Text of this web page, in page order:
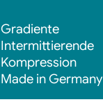
Gradiente
Intermittierende
Kompression
Made in Germany